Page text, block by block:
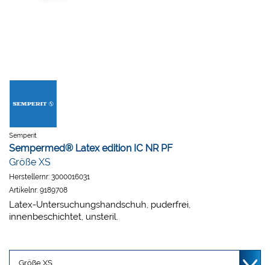
Semperit
Sempermed® Latex edition IC NR PF
Größe XS
Herstellernr: 3000016031
Artikelnr: 9189708
Latex-Untersuchungshandschuh, puderfrei,
innenbeschichtet, unsteril.